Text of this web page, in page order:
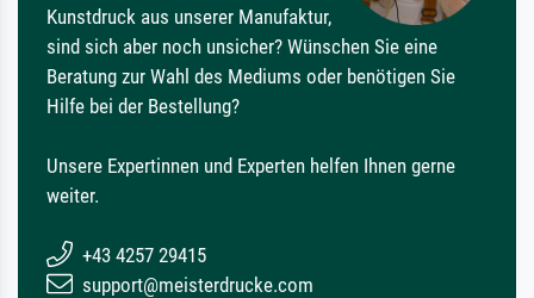
Kunstdruck aus unserer Manufaktur,
sind sich aber noch unsicher? Wünschen Sie eine
Beratung zur Wahl des Mediums oder benötigen Sie
Hilfe bei der Bestellung?
Unsere Expertinnen und Experten helfen Ihnen gerne
weiter.
+43 4257 29415
support@meisterdrucke.com